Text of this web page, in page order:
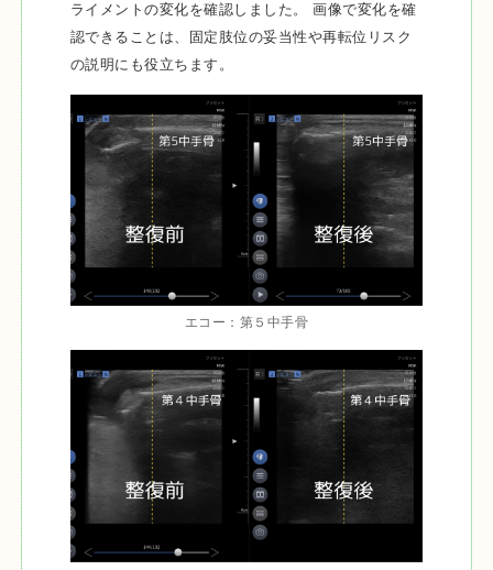
ライメントの変化を確認しました。 画像で変化を確
認できることは、固定肢位の妥当性や再転位リスク
の説明にも役立ちます。
エコー：第５中手骨